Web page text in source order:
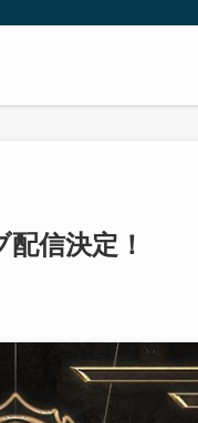
信決定！